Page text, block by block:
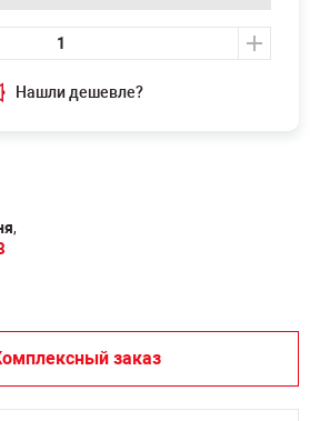
Нашли дешевле?
,
заказ